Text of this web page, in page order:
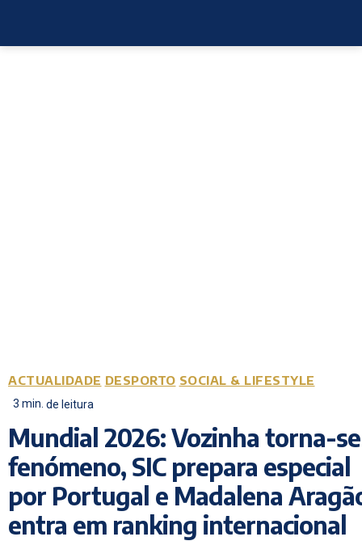
ACTUALIDADE DESPORTO SOCIAL & LIFESTYLE
3 min. de leitura
Mundial 2026: Vozinha torna-se
fenómeno, SIC prepara especial
por Portugal e Madalena
entra em ranking internacional